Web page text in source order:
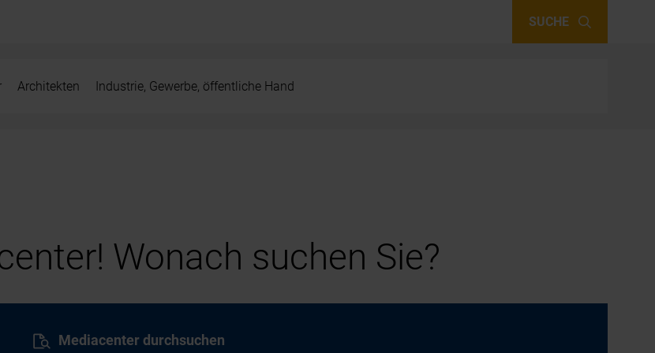
SUCHE
Architekten Industrie, Gewerbe, öffentliche Hand
Wonach suchen Sie?
Mediacenter durchsuchen